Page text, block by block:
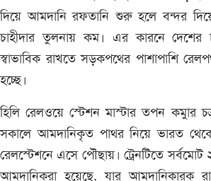
দিয়ে আমদানি রফতানি শুরু হলে বন্দর
চাহীদার তুলনায় কম। এর কারনে দেশের
স্বাভাবিক রাখতে সড়কপথের পাশাপাশি
হচ্ছে।
হিলি রেলওয়ে স্টেশন মাস্টার তপন কমুার
সকালে আমদানিকৃত পাথর নিয়ে ভারত থেকে
রেলস্টেশনে এসে পৌছায়। ট্রেনটিতে
আমদানিকরা হয়েছে, যার আমদানিকারক